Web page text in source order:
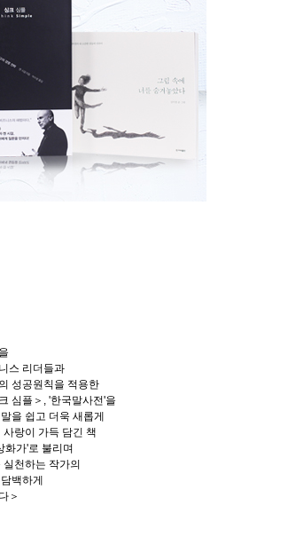
스 리더들과
성공원칙을 적용한
심플＞, '한국말사전'을
을 쉽고 더욱 새롭게
랑이 가득 담긴 책
화가'로 불리며
천하는 작가의
백하게
＞